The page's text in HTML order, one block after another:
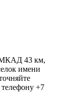
43 км,
имени
+7